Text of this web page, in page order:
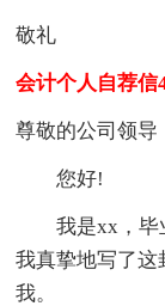
敬礼
会计个人自荐信
尊敬的公司领导
您好!
我是xx，毕业
我真挚地写了这
我。